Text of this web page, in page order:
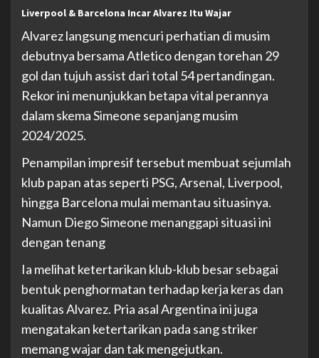
Liverpool & Barcelona Incar Alvarez Itu Wajar
Alvarez langsung mencuri perhatian di musim
debutnya bersama Atletico dengan torehan 29
gol dan tujuh assist dari total 54 pertandingan.
Rekor ini menunjukkan betapa vital perannya
dalam skema Simeone sepanjang musim
2024/2025.
Penampilan impresif tersebut membuat sejumlah
klub papan atas seperti PSG, Arsenal, Liverpool,
hingga Barcelona mulai memantau situasinya.
Namun Diego Simeone menanggapi situasi ini
dengan tenang
Ia melihat ketertarikan klub-klub besar sebagai
bentuk penghormatan terhadap kerja keras dan
kualitas Alvarez. Pria asal Argentina ini juga
mengatakan ketertarikan pada sang striker
memang wajar dan tak mengejutkan.